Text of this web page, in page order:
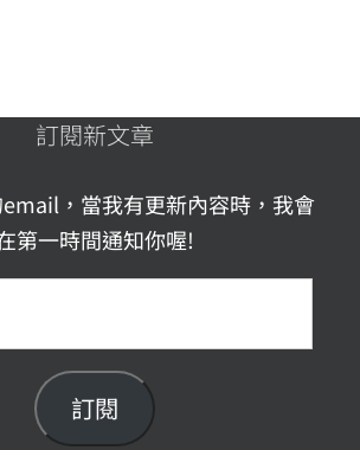
訂閱新文章
，當我有更新內容時，我會
第一時間通知你喔!
訂閱